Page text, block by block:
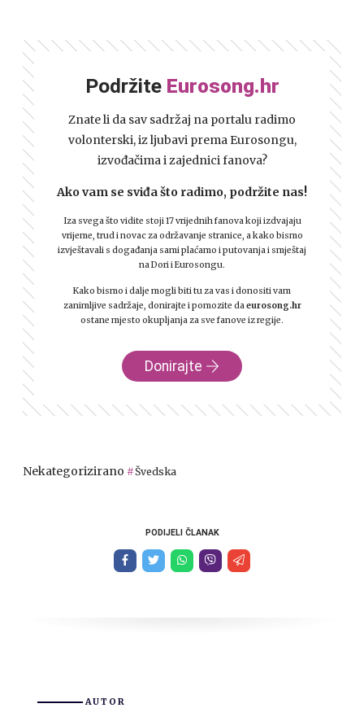
Podržite Eurosong.hr
Znate li da sav sadržaj na portalu radimo
volonterski, iz ljubavi prema Eurosongu,
izvođačima i zajednici fanova?
Ako vam se sviđa što radimo, podržite nas!
Iza svega što vidite stoji 17 vrijednih fanova koji izdvajaju
vrijeme, trud i novac za održavanje stranice, a kako bismo
izvještavali s događanja sami plaćamo i putovanja i smještaj
na Dori i Eurosongu.
Kako bismo i dalje mogli biti tu za vas i donositi vam
zanimljive sadržaje, donirajte i pomozite daeurosong.hr
ostane mjesto okupljanja za sve fanove iz regije.
Donirajte
Nekategorizirano Švedska
PODIJELI ČLANAK
AUTOR